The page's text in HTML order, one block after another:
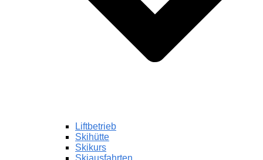
Liftbetrieb
Skihütte
Skikurs
Skiausfahrten